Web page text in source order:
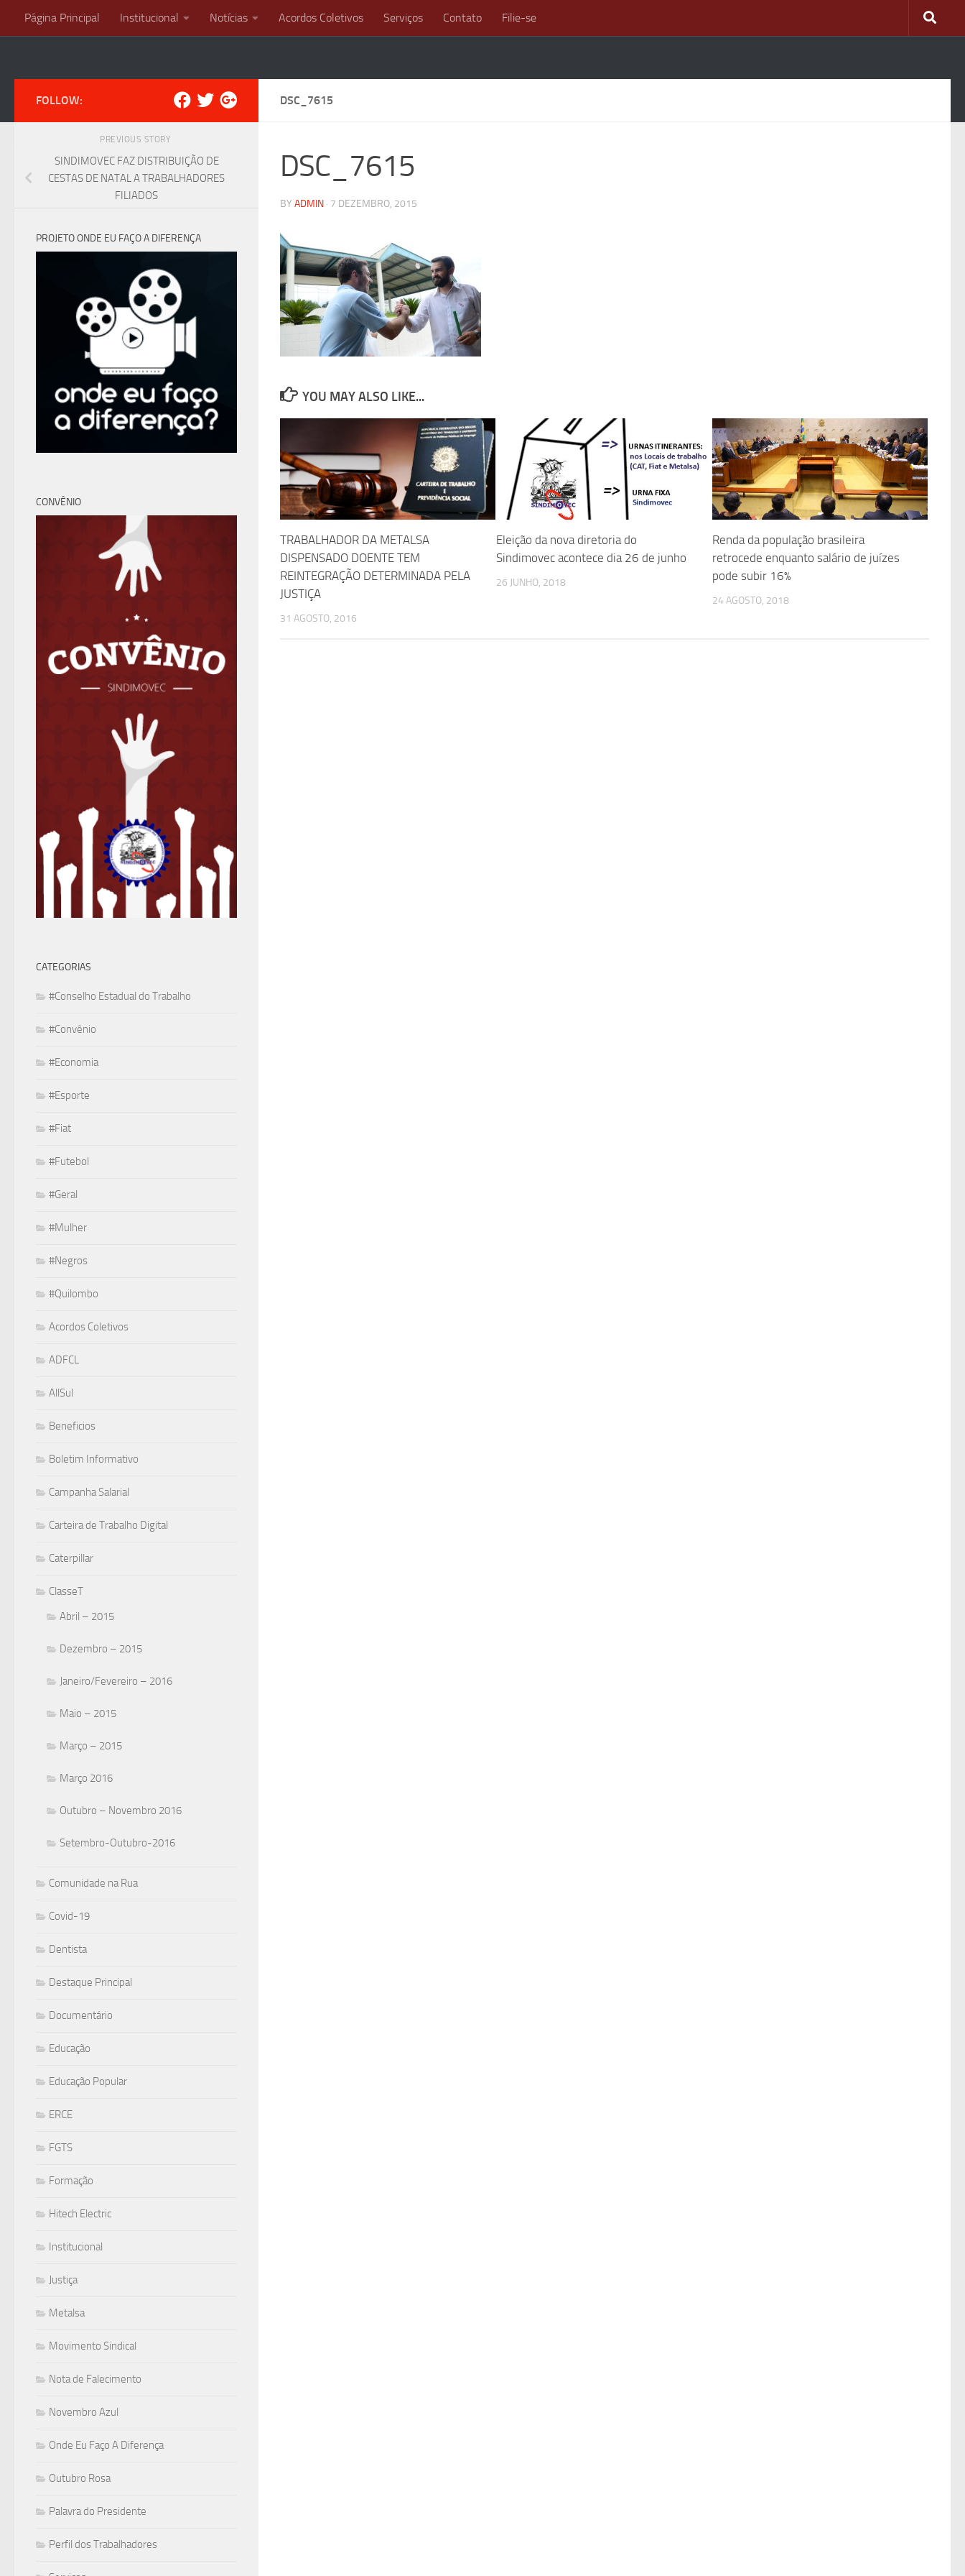
Skip to content
Página Principal Institucional Notícias Acordos Coletivos Serviços Contato Filie-se
DSC_7615
DSC_7615
BY ADMIN · 7 DEZEMBRO, 2015
YOU MAY ALSO LIKE...
TRABALHADOR DA METALSA
DISPENSADO DOENTE TEM
REINTEGRAÇÃO DETERMINADA PELA
JUSTIÇA
31 AGOSTO, 2016
Eleição da nova diretoria do
Sindimovec acontece dia 26 de junho
26 JUNHO, 2018
Renda da população brasileira
retrocede enquanto salário de juízes
pode subir 16%
24 AGOSTO, 2018
FOLLOW:
PREVIOUS STORY
SINDIMOVEC FAZ DISTRIBUIÇÃO DE
CESTAS DE NATAL A TRABALHADORES
FILIADOS
PROJETO ONDE EU FAÇO A DIFERENÇA
CONVÊNIO
CATEGORIAS
#Conselho Estadual do Trabalho
#Convênio
#Economia
#Esporte
#Fiat
#Futebol
#Geral
#Mulher
#Negros
#Quilombo
Acordos Coletivos
ADFCL
AllSul
Beneficios
Boletim Informativo
Campanha Salarial
Carteira de Trabalho Digital
Caterpillar
ClasseT
Abril – 2015
Dezembro – 2015
Janeiro/Fevereiro – 2016
Maio – 2015
Março – 2015
Março 2016
Outubro – Novembro 2016
Setembro-Outubro-2016
Comunidade na Rua
Covid-19
Dentista
Destaque Principal
Documentário
Educação
Educação Popular
ERCE
FGTS
Formação
Hitech Electric
Institucional
Justiça
Metalsa
Movimento Sindical
Nota de Falecimento
Novembro Azul
Onde Eu Faço A Diferença
Outubro Rosa
Palavra do Presidente
Perfil dos Trabalhadores